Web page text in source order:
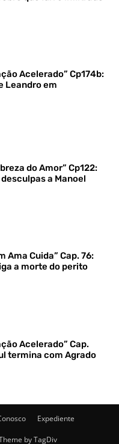
Acelerado” Cp174b:
Leandro em
do Amor” Cp122:
a Manoel
Ama Cuida” Cap. 76:
a morte do perito
Acelerado” Cap.
termina com Agrado
Expediente
by TagDiv